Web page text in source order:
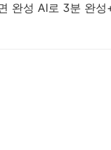
완성 AI로 3분 완